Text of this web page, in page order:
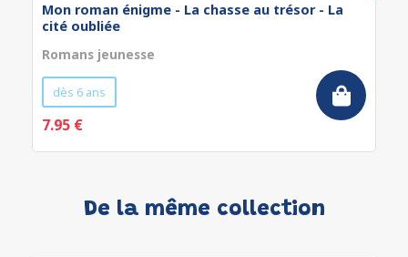
Mon roman énigme - La chasse au trésor - La
cité oubliée
Romans jeunesse
dès 6 ans
7.95 €
De la même collection